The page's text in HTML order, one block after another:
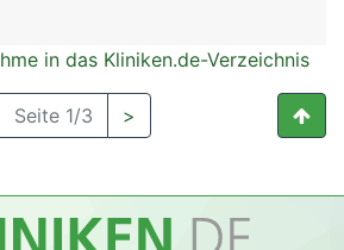
in das Kliniken.de-Verzeichnis
Seite 1/3 >